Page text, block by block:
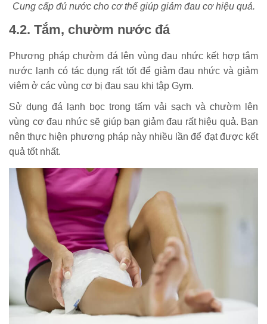
Cung cấp đủ nước cho cơ thể giúp giảm đau cơ hiệu quả.
4.2. Tắm, chườm nước đá
Phương pháp chườm đá lên vùng đau nhức kết hợp tắm
nước lạnh có tác dụng rất tốt để giảm đau nhức và giảm
viêm ở các vùng cơ bị đau sau khi tập Gym.
Sử dụng đá lạnh bọc trong tấm vải sạch và chườm lên
vùng cơ đau nhức sẽ giúp bạn giảm đau rất hiệu quả. Bạn
nên thực hiện phương pháp này nhiều lần để đạt được kết
quả tốt nhất.